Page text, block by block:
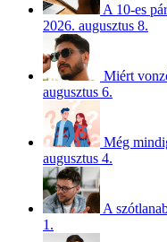
A 10-es
2026. augusztus 8.
Miért
augusztus 6.
Még
augusztus 4.
A
1.